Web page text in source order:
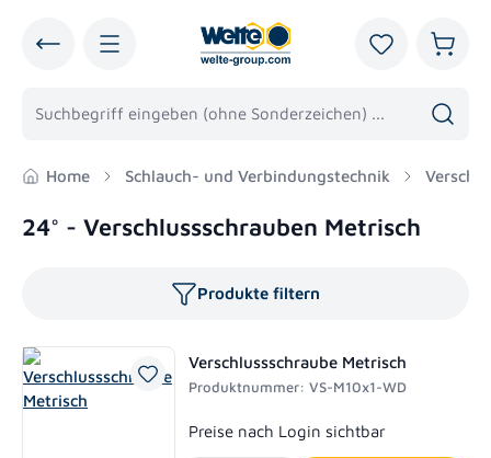
Du hast 0
Home Schlauch- und Verbindungstechnik
24° - Verschlussschrauben Metrisch
Produkte filtern
Verschlussschraube Metrisch
Produktnummer: VS-M10x1-WD
Regulärer Preis:
Preise nach Login sichtbar